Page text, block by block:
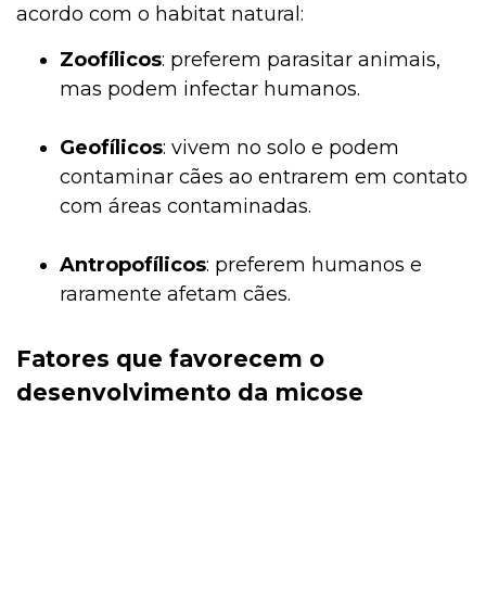
acordo com o habitat natural:
Zoofílicos: preferem parasitar animais,
mas podem infectar humanos.
Geofílicos: vivem no solo e podem
contaminar cães ao entrarem em contato
com áreas contaminadas.
Antropofílicos: preferem humanos e
raramente afetam cães.
Fatores que favorecem o
desenvolvimento da micose